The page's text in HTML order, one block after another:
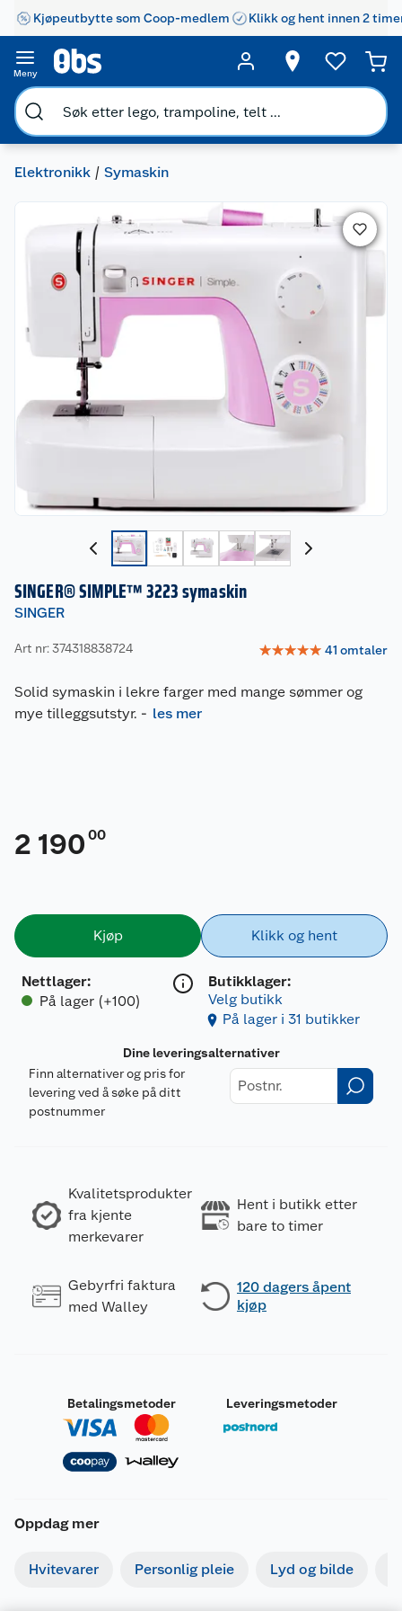
Kjøpeutbytte som Coop-medlem Klikk og hent innen 2
Meny
Elektronikk Symaskin
SINGER® SIMPLE™ 3223 symaskin
SINGER
Art nr: 374318838724 ☆☆☆☆☆ 41 omtaler
Solid symaskin i lekre farger med mange sømmer og
mye tilleggsutstyr. - les mer
2 190 00
Kjøp
Nettlager:
På lager (+100)
Klikk og hent
Butikklager:
Velg butikk
På lager i 31 butikker
Dine leveringsalternativer
Finn alternativer og pris for
levering ved å søke på ditt
postnummer
Kvalitetsprodukter
fra kjente
merkevarer
Hent i butikk etter
bare to timer
Gebyrfri faktura
med Walley
120 dagers åpent
kjøp
Betalingsmetoder Leveringsmetoder
Oppdag mer
Hvitevarer Personlig pleie Lyd og bilde